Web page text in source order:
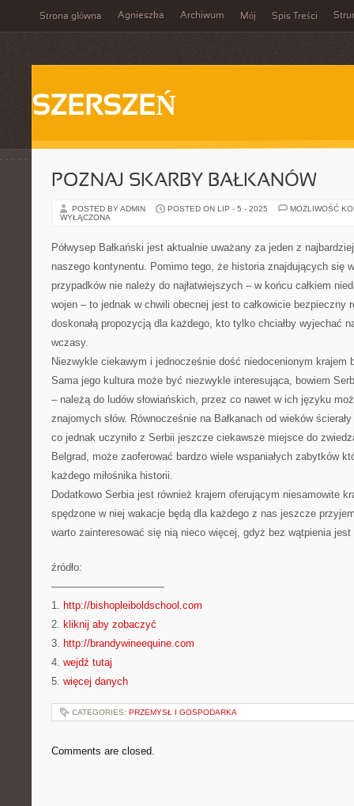
Strona główna Agnieszka Archiwum Mój Spis Treści
SZERSZEŃ
POZNAJ SKARBY BAŁKANÓW
POSTED BY ADMIN POSTED ON LIP - 5 - 2025
MOŻLIWOŚĆ
WYŁĄCZONA
Półwysep Bałkański jest aktualnie uważany za jeden z
naszego kontynentu. Pomimo tego, że historia znajdujących się
przypadków nie należy do najłatwiejszych – w końcu całkiem
wojen – to jednak w chwili obecnej jest to całkowicie bezpieczny
doskonałą propozycją dla każdego, kto tylko chciałby wyjechać
wczasy.
Niezwykle ciekawym i jednocześnie dość niedocenionym krajem
Sama jego kultura może być niezwykle interesująca, bowiem
– należą do ludów słowiańskich, przez co nawet w ich języku
znajomych słów. Równocześnie na Bałkanach od wieków
co jednak uczyniło z Serbii jeszcze ciekawsze miejsce do
Belgrad, może zaoferować bardzo wiele wspaniałych zabytków
każdego miłośnika historii.
Dodatkowo Serbia jest również krajem oferującym niesamowite
spędzone w niej wakacje będą dla każdego z nas jeszcze
warto zainteresować się nią nieco więcej, gdyż bez wątpienia
źródło:
———————————
1. http://bishopleiboldschool.com
2. kliknij aby zobaczyć
3. http://brandywineequine.com
4. wejdź tutaj
5. więcej danych
CATEGORIES: PRZEMYSŁ I GOSPODARKA
Comments are closed.